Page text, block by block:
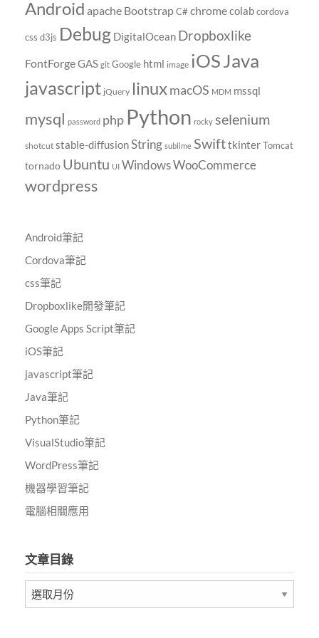
Android apache BootstrapC# chromecolabcordova
css d3js Debug DigitalOcean Dropboxlike
FontForgeGAS git Google html image iOSJava
javascript jQuery linuxmacOS MDM mssql
mysql password php Python rocky selenium
shotcut stable-diffusionString sublime SwifttkinterTomcat
tornado Ubuntu UI WindowsWooCommerce
wordpress
Android筆記
Cordova筆記
css筆記
Dropboxlike開發筆記
Google Apps Script筆記
iOS筆記
javascript筆記
Java筆記
Python筆記
VisualStudio筆記
WordPress筆記
機器學習筆記
電腦相關應用
文章目錄
文
章